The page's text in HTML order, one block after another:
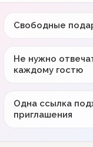
Свободные
Не нужно
каждому гостю
Одна ссылка
приглашения